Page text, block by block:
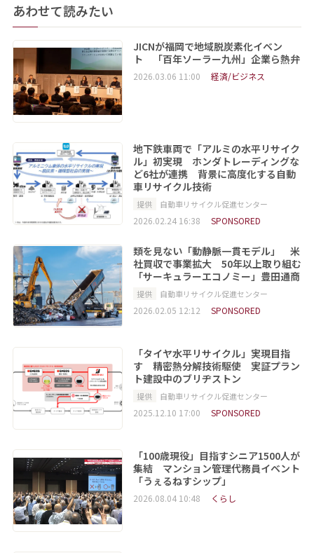
あわせて読みたい
JICNが福岡で地域脱炭素化イベン
ト 「百年ソーラー九州」企業ら熱弁
2026.03.06 11:00 経済/ビジネス
地下鉄車両で「アルミの水平リサイク
ル」初実現 ホンダトレーディングな
ど6社が連携 背景に高度化する自動
車リサイクル技術
提供 自動車リサイクル促進センター
2026.02.24 16:38 SPONSORED
類を見ない「動静脈一貫モデル」 米
社買収で事業拡大 50年以上取り組む
「サーキュラーエコノミー」豊田通商
提供 自動車リサイクル促進センター
2026.02.05 12:12 SPONSORED
「タイヤ水平リサイクル」実現目指
す 精密熱分解技術駆使 実証プラン
ト建設中のブリヂストン
提供 自動車リサイクル促進センター
2025.12.10 17:00 SPONSORED
「100歳現役」目指すシニア1500人が
集結 マンション管理代務員イベント
「うぇるねすシップ」
2026.08.04 10:48 くらし